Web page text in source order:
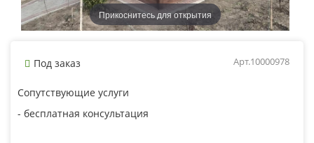
Прикоснитесь для открытия
Под заказ Арт.10000978
Сопутствующие услуги
- бесплатная консультация